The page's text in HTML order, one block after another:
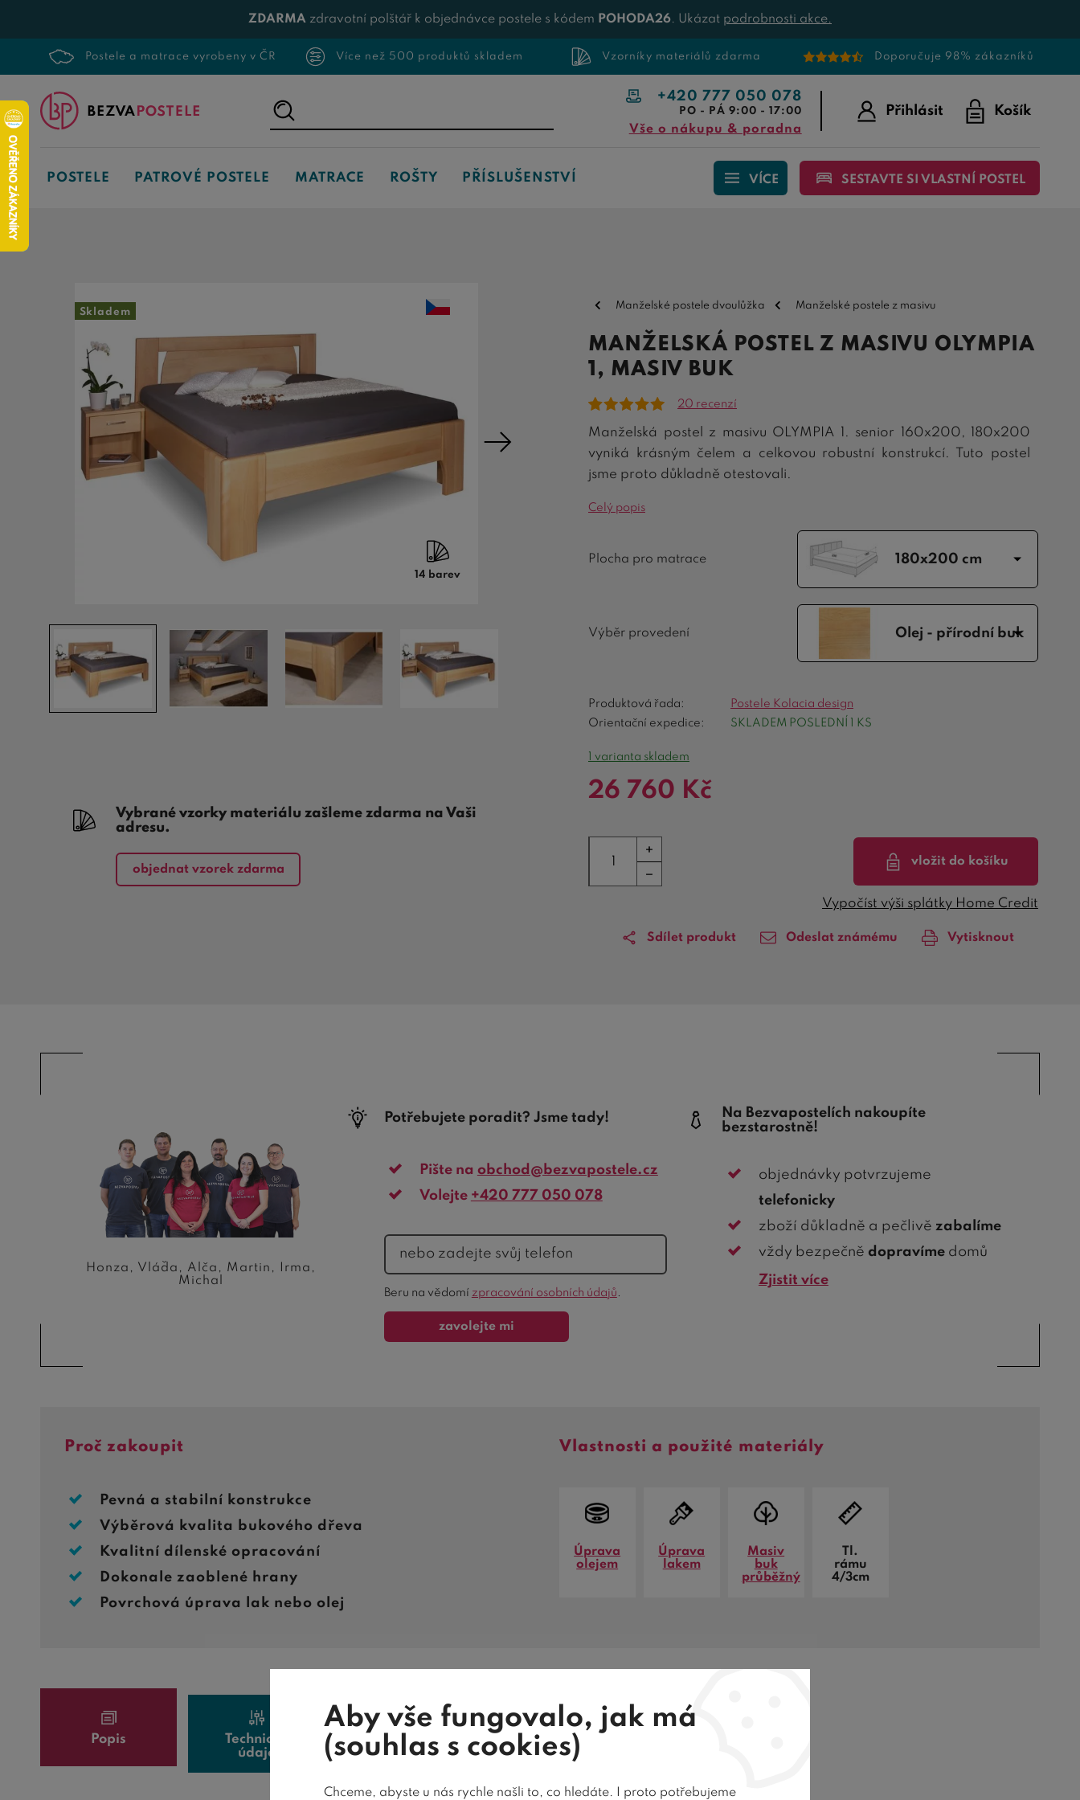
ZDARMA zdravotní polštář k objednávce postele s kódem POHODA26. Ukázat podrobnosti akce.
Postele a matrace vyrobeny v ČR Více než 500 produktů skladem Vzorníky materiálů zdarma Doporučuje 98% zákazníků
Napište,
co
hledáte...
+420 777 050 078
PO - PÁ 9:00 - 17:00
Vše o nákupu & poradna
Přihlásit Košík
POSTELE PATROVÉ POSTELE MATRACE ROŠTY PŘÍSLUŠENSTVÍ VÍCE SESTAVTE SI VLASTNÍ POSTEL
Manželské postele dvoulůžka Manželské postele z masivu
MANŽELSKÁ POSTEL Z MASIVU OLYMPIA
1, MASIV BUK
20 recenzí
Manželská postel z masivu OLYMPIA 1. senior 160x200, 180x200
vyniká krásným čelem a celkovou robustní konstrukcí. Tuto postel
jsme proto důkladně otestovali.
Celý popis
Plocha pro matrace 180x200 cm
Výběr provedení Olej - přírodní buk
Skladem
14 barev
Vybrané vzorky materiálu zašleme zdarma na Vaši
adresu.
objednat vzorek zdarma
Produktová řada:
Postele Kolacia design
Orientační expedice:
SKLADEM POSLEDNÍ 1 KS
1 varianta skladem
26 760 Kč
vložit do košíku
Vypočíst výši splátky Home Credit
Sdílet produkt Odeslat známému Vytisknout
Honza, Vláďa, Alča, Martin, Irma,
Michal
Potřebujete poradit? Jsme tady!
Pište na obchod@bezvapostele.cz
Volejte +420 777 050 078
telefon
formuláře
Beru na vědomí zpracování osobních údajů .
zavolejte mi
Na Bezvapostelích nakoupíte
bezstarostně!
objednávky potvrzujeme
telefonicky
zboží důkladně a pečlivě zabalíme
vždy bezpečně dopravímedomů
Zjistit více
Proč zakoupit
Pevná a stabilní konstrukce
Výběrová kvalita bukového dřeva
Kvalitní dílenské opracování
Dokonale zaoblené hrany
Povrchová úprava lak nebo olej
Vlastnosti a použité materiály
Úprava
olejem
Úprava
lakem
Masiv
buk
průběžný
Tl.
rámu
4/3cm
Popis
Technické
údaje
Cena dopravy Recenze
Aby vše fungovalo, jak má
(souhlas s cookies)
Chceme, abyste u nás rychle našli to, co hledáte. I proto potřebujeme